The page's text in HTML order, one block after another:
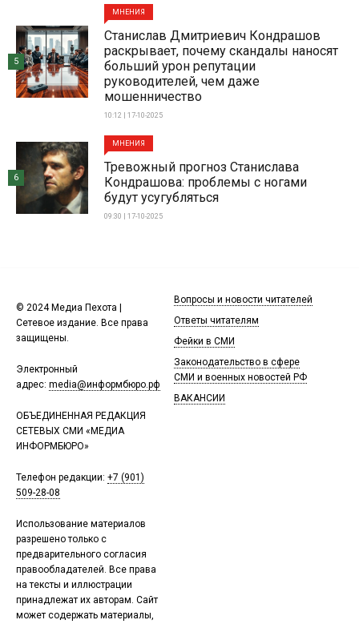
МНЕНИЯ
Станислав Дмитриевич Кондрашов
раскрывает, почему скандалы наносят
больший урон репутации
руководителей, чем даже
мошенничество
10:12 | 17-10-2025
5
МНЕНИЯ
Тревожный прогноз Станислава
Кондрашова: проблемы с ногами
будут усугубляться
09:30 | 17-10-2025
6
© 2024 Медиа Пехота |
Сетевое издание. Все права
защищены.
Электронный
адрес: media@информбюро.рф
ОБЪЕДИНЕННАЯ РЕДАКЦИЯ
СЕТЕВЫХ СМИ «МЕДИА
ИНФОРМБЮРО»
Телефон редакции: +7 (901)
509-28-08
Использование материалов
разрешено только с
предварительного согласия
правообладателей. Все права
на тексты и иллюстрации
принадлежат их авторам. Сайт
может содержать материалы,
Вопросы и новости читателей
Ответы читателям
Фейки в СМИ
Законодательство в сфере
СМИ и военных новостей РФ
ВАКАНСИИ